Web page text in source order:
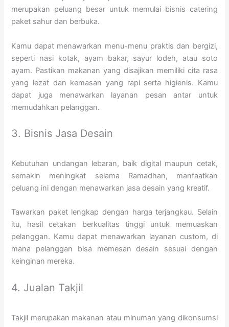
merupakan peluang besar untuk memulai bisnis catering
paket sahur dan berbuka.
Kamu dapat menawarkan menu-menu praktis dan bergizi,
seperti nasi kotak, ayam bakar, sayur lodeh, atau soto
ayam. Pastikan makanan yang disajikan memiliki cita rasa
yang lezat dan kemasan yang rapi serta higienis. Kamu
dapat juga menawarkan layanan pesan antar untuk
memudahkan pelanggan.
3. Bisnis Jasa Desain
Kebutuhan undangan lebaran, baik digital maupun cetak,
semakin meningkat selama Ramadhan, manfaatkan
peluang ini dengan menawarkan jasa desain yang kreatif.
Tawarkan paket lengkap dengan harga terjangkau. Selain
itu, hasil cetakan berkualitas tinggi untuk memuaskan
pelanggan. Kamu dapat menawarkan layanan custom, di
mana pelanggan bisa memesan desain sesuai dengan
keinginan mereka.
4. Jualan Takjil
Takjil merupakan makanan atau minuman yang dikonsumsi